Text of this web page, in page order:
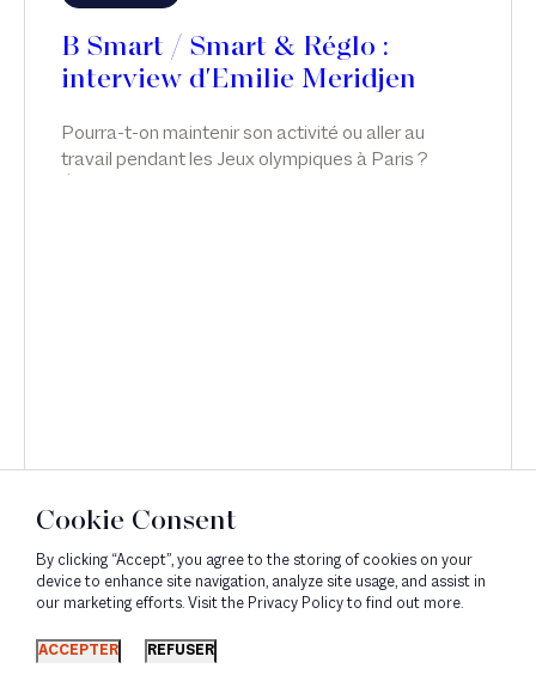
Pourra-t-on maintenir son activité ou aller au
travail pendant les Jeux olympiques à Paris ?
B Smart / Smart & Réglo :
interview d'Emilie Meridjen
Découvrir
Cookie Consent
By clicking “Accept”, you agree to the storing of cookies on your
device to enhance site navigation, analyze site usage, and assist in
our marketing efforts. Visit the Privacy Policy to find out more.
ACCEPTER REFUSER